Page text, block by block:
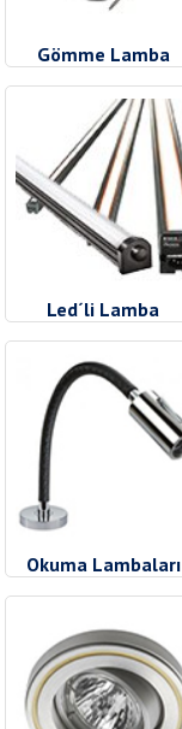
Gömme Lamba
Led´li Lamba
Okuma Lambaları